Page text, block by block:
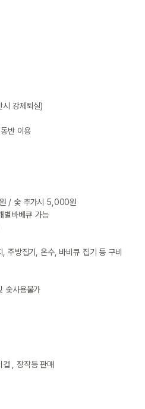
시 강제퇴실)
반 이용
/ 숯 추가시 5,000원
별바베큐 가능
주방집기, 온수, 바비큐 집기 등 구비
숯사용불가
, 장작등 판매